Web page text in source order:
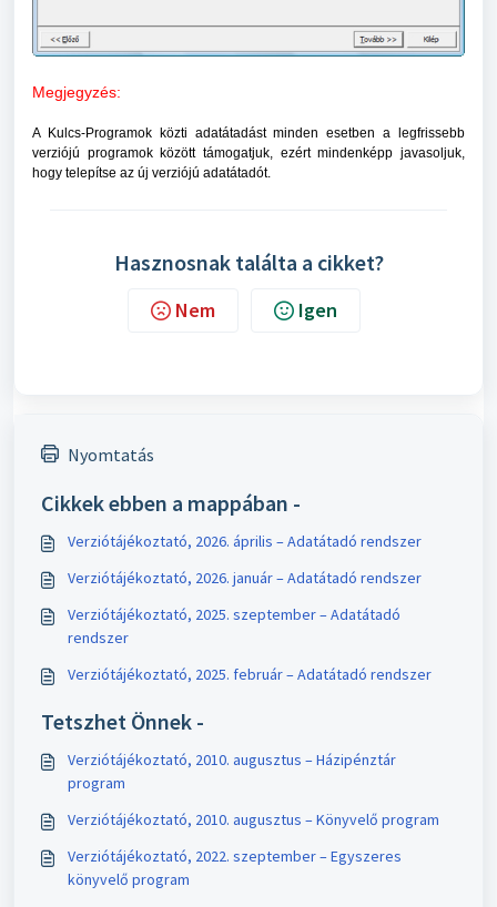
Megjegyzés:
A Kulcs-Programok közti adatátadást minden esetben a legfrissebb
verziójú programok között támogatjuk, ezért mindenképp javasoljuk,
hogy telepítse az új verziójú adatátadót.
Hasznosnak találta a cikket?
Nem Igen
Nyomtatás
Cikkek ebben a mappában -
Verziótájékoztató, 2026. április – Adatátadó rendszer
Verziótájékoztató, 2026. január – Adatátadó rendszer
Verziótájékoztató, 2025. szeptember – Adatátadó
rendszer
Verziótájékoztató, 2025. február – Adatátadó rendszer
Tetszhet Önnek -
Verziótájékoztató, 2010. augusztus – Házipénztár
program
Verziótájékoztató, 2010. augusztus – Könyvelő program
Verziótájékoztató, 2022. szeptember – Egyszeres
könyvelő program